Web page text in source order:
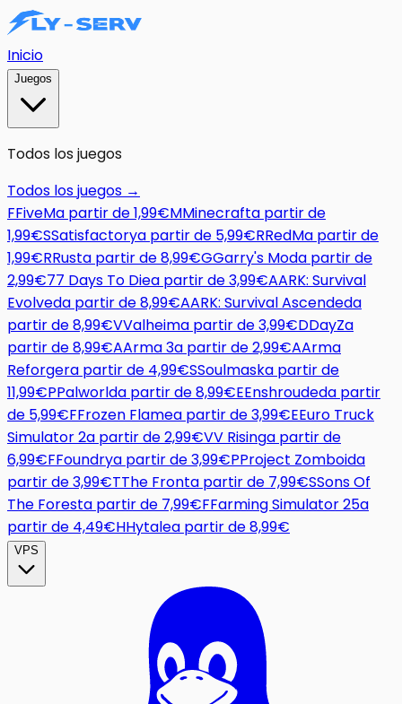
Inicio
Juegos
Todos los juegos
Todos los juegos →
FFiveMa partir de1,99€MMinecrafta partir de
1,99€SSatisfactorya partir de 5,99€RRedMa partir de
1,99€RRusta partir de8,99€GGarry's Moda partir de
2,99€77 Days To Diea partir de3,99€AARK: Survival
Evolveda partir de8,99€AARK: Survival Ascendeda
partir de8,99€VValheima partir de3,99€DDayZa
partir de8,99€AArma 3a partir de2,99€AArma
Reforgera partir de 4,99€SSoulmaska partir de
11,99€PPalworlda partir de8,99€EEnshroudeda partir
de 5,99€FFrozen Flamea partir de3,99€EEuro Truck
Simulator 2a partir de2,99€VV Risinga partir de
6,99€FFoundrya partir de3,99€PProject Zomboida
partir de3,99€TThe Fronta partir de 7,99€SSons Of
The Foresta partir de 7,99€FFarming Simulator 25a
partir de 4,49€HHytalea partir de8,99€
VPS